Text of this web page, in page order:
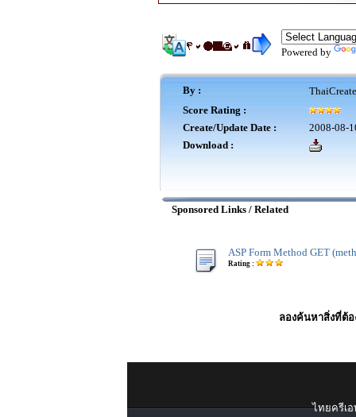
Powered by
By :
Score Rating :
Create/Update Date :
2008-08-
Download :
Sponsored Links / Related
ASP Form Method GET
Rating :
ลองค้นหาสิ่งที่ต้อ
ไทยครีเอ